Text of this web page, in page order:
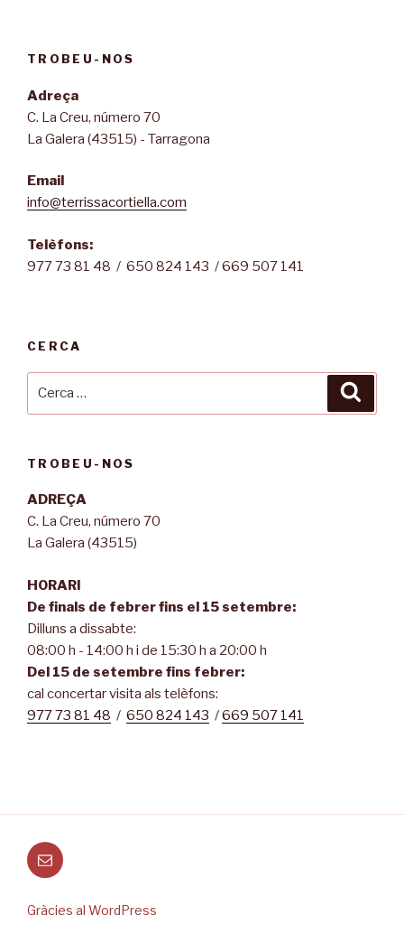
TROBEU-NOS
Adreça
C. La Creu, número 70
La Galera (43515) - Tarragona
Email
info@terrissacortiella.com
Telèfons:
977 73 81 48 / 650 824 143 / 669 507 141
CERCA
TROBEU-NOS
ADREÇA
C. La Creu, número 70
La Galera (43515)
HORARI
De finals de febrer fins el 15 setembre:
Dilluns a dissabte:
08:00 h - 14:00 h i de 15:30 h a 20:00 h
Del 15 de setembre fins febrer:
cal concertar visita als telèfons:
977 73 81 48 / 650 824 143 /669 507 141
Correu
electrònic
Gràcies al WordPress